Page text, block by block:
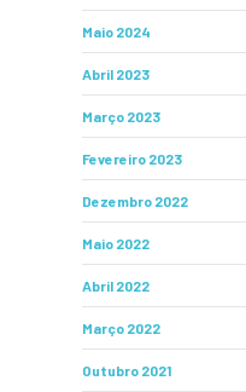
Maio 2024
Abril 2023
Março 2023
Fevereiro 2023
Dezembro 2022
Maio 2022
Abril 2022
Março 2022
Outubro 2021